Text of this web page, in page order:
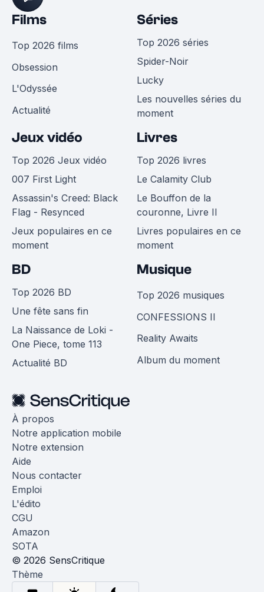
Films
Top 2026 films
Obsession
L'Odyssée
Actualité
Séries
Top 2026 séries
Spider-Noir
Lucky
Les nouvelles séries du
moment
Jeux vidéo
Top 2026 Jeux vidéo
007 First Light
Assassin's Creed: Black
Flag - Resynced
Jeux populaires en ce
moment
Livres
Top 2026 livres
Le Calamity Club
Le Bouffon de la
couronne, Livre II
Livres populaires en ce
moment
BD
Top 2026 BD
Une fête sans fin
La Naissance de Loki -
One Piece, tome 113
Actualité BD
Musique
Top 2026 musiques
CONFESSIONS II
Reality Awaits
Album du moment
À propos
Notre application mobile
Notre extension
Aide
Nous contacter
Emploi
L'édito
CGU
Amazon
SOTA
© 2026 SensCritique
Thème